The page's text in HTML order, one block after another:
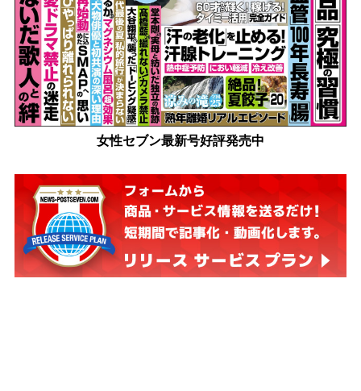
女性セブン最新号好評発売中